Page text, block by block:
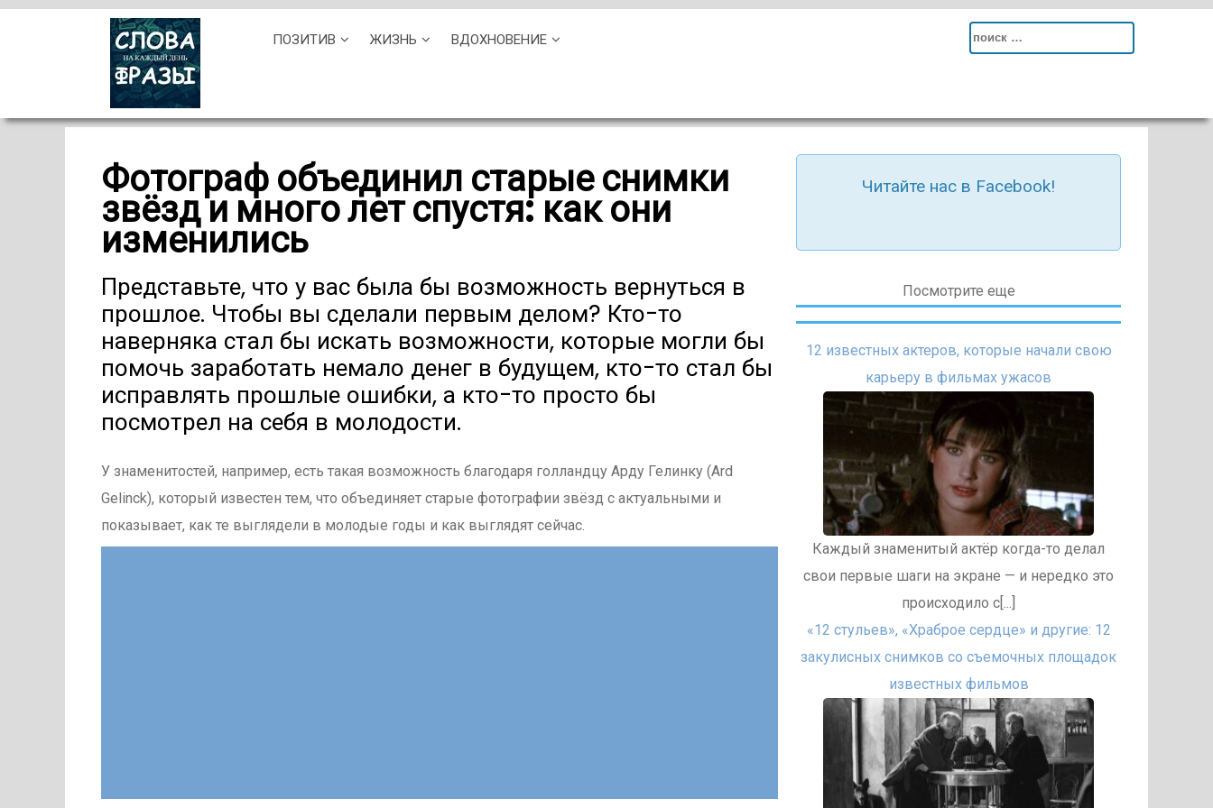
ПОЗИТИВ ЖИЗНЬ ВДОХНОВЕНИЕ
Search
Фотограф объединил старые снимки
звёзд и много лет спустя: как они
изменились
Представьте, что у вас была бы возможность вернуться в
прошлое. Чтобы вы сделали первым делом? Кто-то
наверняка стал бы искать возможности, которые могли бы
помочь заработать немало денег в будущем, кто-то стал бы
исправлять прошлые ошибки, а кто-то просто бы
посмотрел на себя в молодости.
У знаменитостей, например, есть такая возможность благодаря голландцу Арду Гелинку (Ard
Gelinck), который известен тем, что объединяет старые фотографии звёзд с актуальными и
показывает, как те выглядели в молодые годы и как выглядят сейчас.
Читайте нас в Facebook!
Посмотрите еще
12 известных актеров, которые начали свою
карьеру в фильмах ужасов
Каждый знаменитый актёр когда-то делал
свои первые шаги на экране — и нередко это
происходило с[...]
«12 стульев», «Храброе сердце» и другие: 12
закулисных снимков со съемочных площадок
известных фильмов